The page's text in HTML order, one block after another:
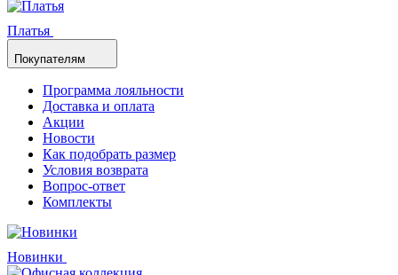
Платья
Покупателям
Программа лояльности
Доставка и оплата
Акции
Новости
Как подобрать размер
Условия возврата
Вопрос-ответ
Комплекты
Новинки